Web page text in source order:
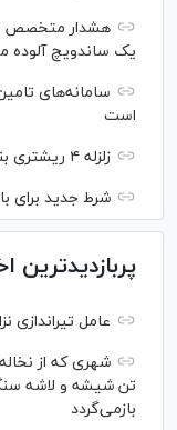
هشدار متخصص
یک ساندویچ آلوده
سامانه‌های
است
زلزله ۴ ریشتری بندرلنگه را لرزاند
شرط جدید برای
پربازدیدترین
عامل تیراندازی
تن شیشه و لاشه
بازمی‌گردد